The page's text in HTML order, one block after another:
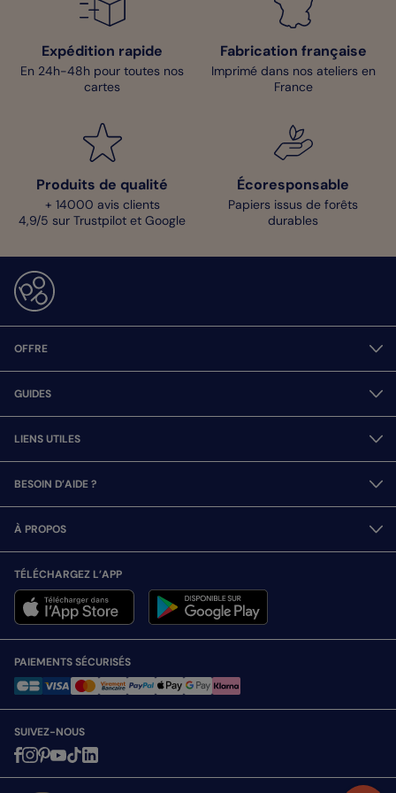
Expédition rapide
En 24h-48h pour toutes nos
cartes
Fabrication française
Imprimé dans nos ateliers en
France
Produits de qualité
+ 14000 avis clients
4,9/5 sur Trustpilot et Google
Écoresponsable
Papiers issus de forêts
durables
OFFRE
GUIDES
LIENS UTILES
BESOIN D’AIDE ?
À PROPOS
TÉLÉCHARGEZ L’APP
PAIEMENTS SÉCURISÉS
SUIVEZ-NOUS